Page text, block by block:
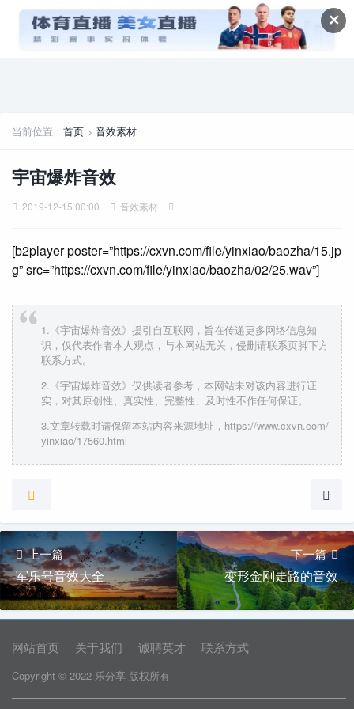
✕
当前位置： 首页 > 音效素材
宇宙爆炸音效
2019-12-15 00:00 音效素材
[b2player poster=”https://cxvn.com/file/yinxiao/baozha/15.jp
g” src=”https://cxvn.com/file/yinxiao/baozha/02/25.wav”]
1.《宇宙爆炸音效》援引自互联网，旨在传递更多网络信息知
识，仅代表作者本人观点，与本网站无关，侵删请联系页脚下方
联系方式。
2.《宇宙爆炸音效》仅供读者参考，本网站未对该内容进行证
实，对其原创性、真实性、完整性、及时性不作任何保证。
3.文章转载时请保留本站内容来源地址，https://www.cxvn.com/
yinxiao/17560.html
上一篇
军乐号音效大全
下一篇
变形金刚走路的音效
网站首页 关于我们 诚聘英才 联系方式
Copyright © 2022 乐分享 版权所有